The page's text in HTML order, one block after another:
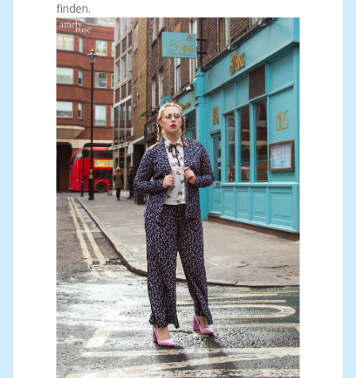
finden.